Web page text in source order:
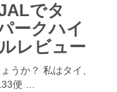
でタ
ークハイ
レビュー
うか？ 私はタイ、
便 …